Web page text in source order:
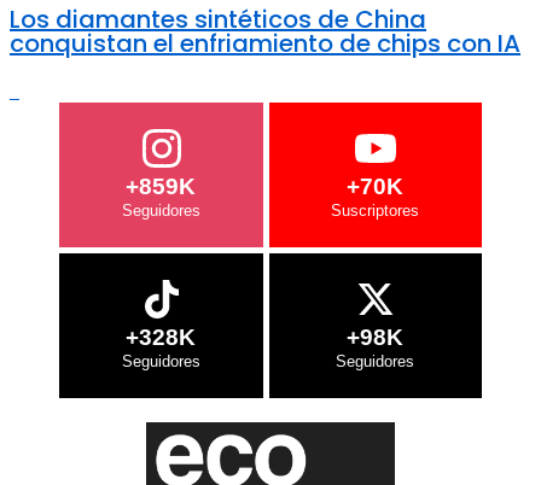
Los diamantes sintéticos de China
conquistan el enfriamiento de chips con IA
+859K +70K
+328K +98K